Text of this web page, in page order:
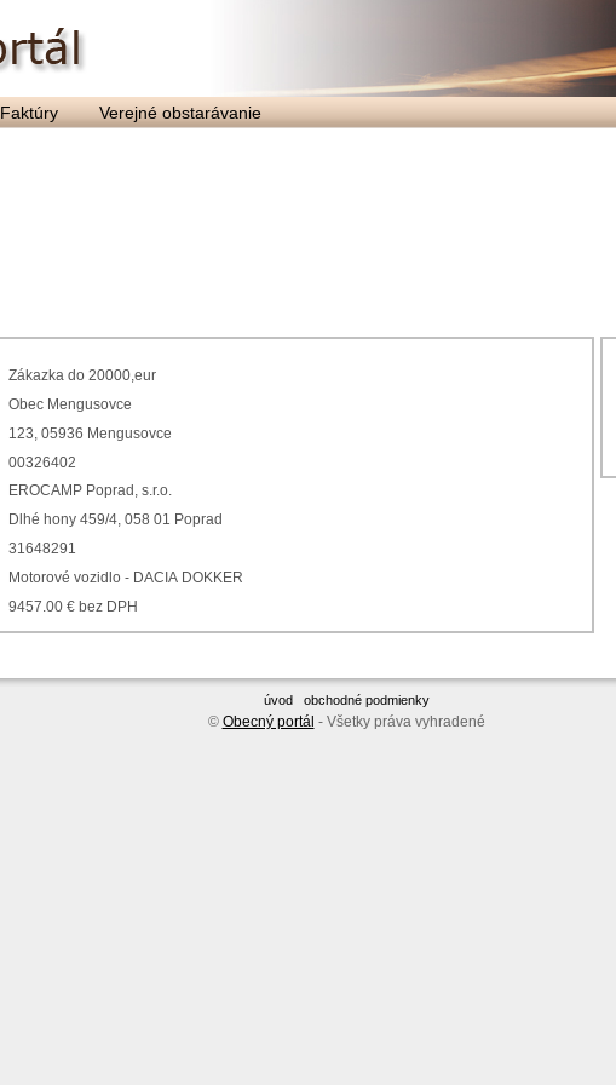
Faktúry Verejné obstarávanie
Zákazka do 20000,eur
Obec Mengusovce
123, 05936 Mengusovce
00326402
EROCAMP Poprad, s.r.o.
Dlhé hony 459/4, 058 01 Poprad
31648291
Motorové vozidlo - DACIA DOKKER
9457.00 € bez DPH
úvod obchodné podmienky
© Obecný portál - Všetky práva vyhradené